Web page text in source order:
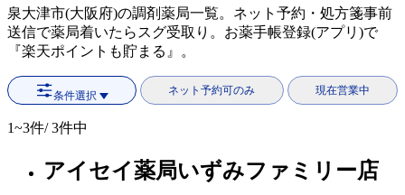
泉大津市(大阪府)の調剤薬局一覧。ネット予約・処方箋事前
送信で薬局着いたらスグ受取り。お薬手帳登録(アプリ)で
『楽天ポイントも貯まる』。
条件選択 ネット予約可のみ 現在営業中
1~3件/ 3件中
アイセイ薬局いずみファミリー店